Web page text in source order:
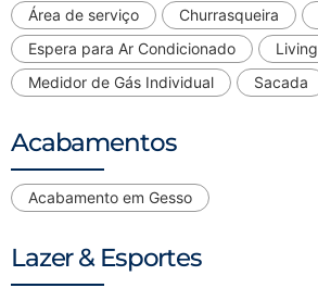
Área de serviço Churrasqueira
Espera para Ar Condicionado
Living
Medidor de Gás Individual
Sacada
Acabamentos
Acabamento em Gesso
Lazer & Esportes